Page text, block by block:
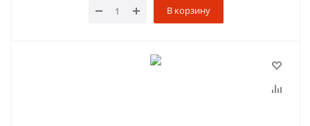
В корзину